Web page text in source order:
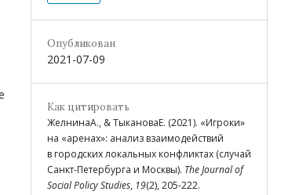
Опубликован
2021-07-09
Как цитировать
ЖелнинаА., & ТыкановаЕ. (2021). «Игроки»
на «аренах»: анализ взаимодействий
в городских локальных конфликтах (случай
Санкт-Петербурга и Москвы). The Journal of
Social Policy Studies, 19(2), 205-222.